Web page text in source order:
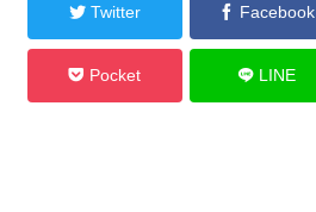
Twitter Facebook
Pocket LINE